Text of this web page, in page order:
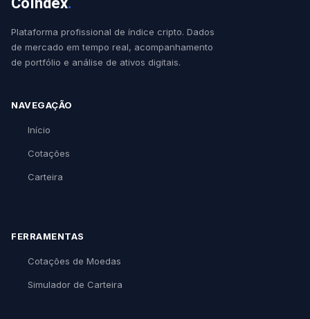
Plataforma profissional de índice cripto. Dados
de mercado em tempo real, acompanhamento
de portfólio e análise de ativos digitais.
NAVEGAÇÃO
Início
Cotações
Carteira
FERRAMENTAS
Cotações de Moedas
Simulador de Carteira